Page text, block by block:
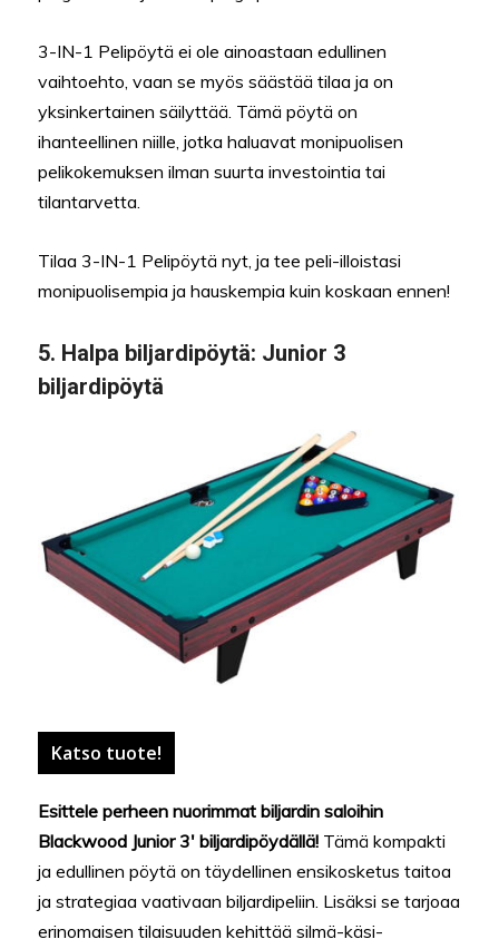
3-IN-1 Pelipöytä ei ole ainoastaan edullinen
vaihtoehto, vaan se myös säästää tilaa ja on
yksinkertainen säilyttää. Tämä pöytä on
ihanteellinen niille, jotka haluavat monipuolisen
pelikokemuksen ilman suurta investointia tai
tilantarvetta.
Tilaa 3-IN-1 Pelipöytä nyt, ja tee peli-illoistasi
monipuolisempia ja hauskempia kuin koskaan ennen!
5. Halpa biljardipöytä: Junior 3
biljardipöytä
Katso tuote!
Esittele perheen nuorimmat biljardin saloihin
Blackwood Junior 3′ biljardipöydällä! Tämä kompakti
ja edullinen pöytä on täydellinen ensikosketus taitoa
ja strategiaa vaativaan biljardipeliin. Lisäksi se tarjoaa
erinomaisen tilaisuuden kehittää silmä-käsi-